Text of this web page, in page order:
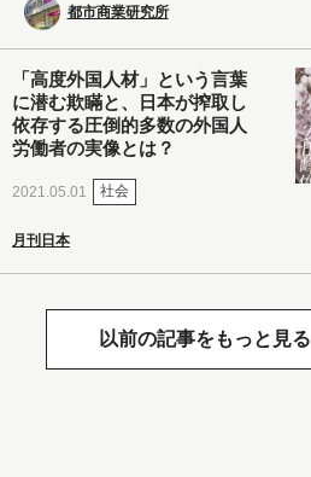
都市商業研究所
「高度外国人材」という言葉
に潜む欺瞞と、日本が搾取し
依存する圧倒的多数の外国人
労働者の実像とは？
2021.05.01 社会
月刊日本
以前の記事をもっと見る